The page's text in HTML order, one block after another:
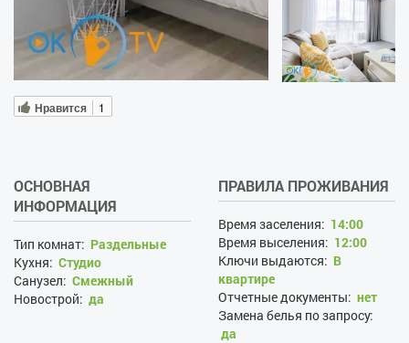
Нравится 1
ОСНОВНАЯ
ИНФОРМАЦИЯ
Тип комнат: Раздельные
Кухня: Студио
Санузел: Смежный
Новострой: да
ПРАВИЛА ПРОЖИВАНИЯ
Время заселения: 14:00
Время выселения: 12:00
Ключи выдаются: В
квартире
Отчетные документы: нет
Замена белья по запросу:
да